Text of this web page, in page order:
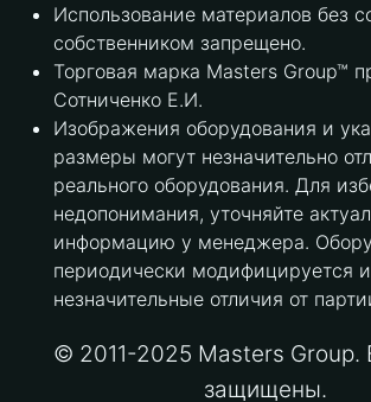
Использование материалов без
собственником запрещено.
Торговая марка Masters Group™
Сотниченко Е.И.
Изображения оборудования и
размеры могут незначительно
реального оборудования. Для
недопонимания, уточняйте
информацию у менеджера.
периодически модифицируется
незначительные отличия от
© 2011-2025 Masters Group.
защищены.